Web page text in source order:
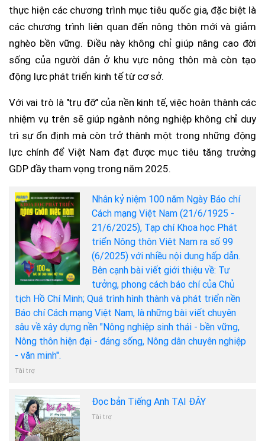
thực hiện các chương trình mục tiêu quốc gia, đặc biệt là
các chương trình liên quan đến nông thôn mới và giảm
nghèo bền vững. Điều này không chỉ giúp nâng cao đời
sống của người dân ở khu vực nông thôn mà còn tạo
động lực phát triển kinh tế từ cơ sở.
Với vai trò là "trụ đỡ" của nền kinh tế, việc hoàn thành các
nhiệm vụ trên sẽ giúp ngành nông nghiệp không chỉ duy
trì sự ổn định mà còn trở thành một trong những động
lực chính để Việt Nam đạt được mục tiêu tăng trưởng
GDP đầy tham vọng trong năm 2025.
Nhân kỷ niệm 100 năm Ngày Báo chí
Cách mạng Việt Nam (21/6/1925 -
21/6/2025), Tạp chí Khoa học Phát
triển Nông thôn Việt Nam ra số 99
(6/2025) với nhiều nội dung hấp dẫn.
Bên cạnh bài viết giới thiệu về: Tư
tưởng, phong cách báo chí của Chủ
tịch Hồ Chí Minh; Quá trình hình thành và phát triển nền
Báo chí Cách mạng Việt Nam, là những bài viết chuyên
sâu về xây dựng nền "Nông nghiệp sinh thái - bền vững,
Nông thôn hiện đại - đáng sống, Nông dân chuyên nghiệp
- văn minh".
Tài trợ
Đọc bản Tiếng Anh TẠI ĐÂY
Tài trợ